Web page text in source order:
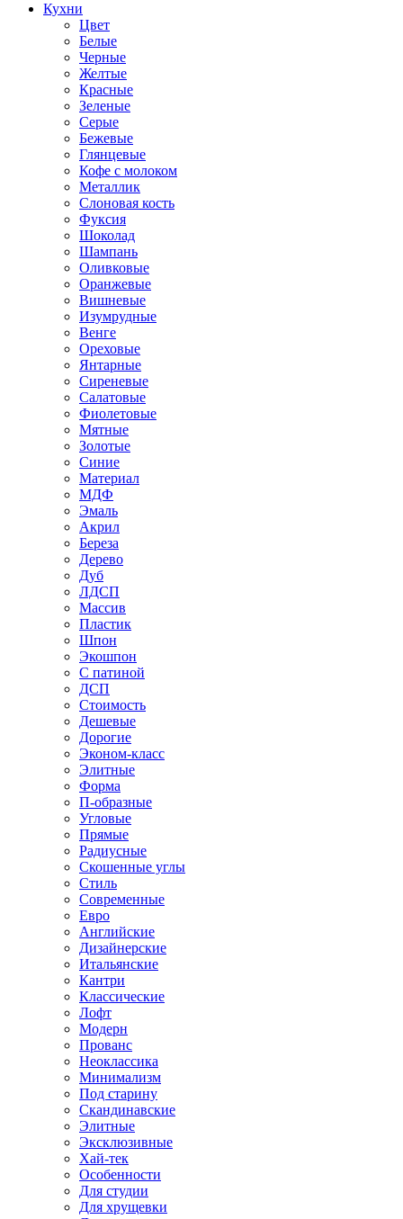
Кухни
Цвет
Белые
Черные
Желтые
Красные
Зеленые
Серые
Бежевые
Глянцевые
Кофе с молоком
Металлик
Слоновая кость
Фуксия
Шоколад
Шампань
Оливковые
Оранжевые
Вишневые
Изумрудные
Венге
Ореховые
Янтарные
Сиреневые
Салатовые
Фиолетовые
Мятные
Золотые
Синие
Материал
МДФ
Эмаль
Акрил
Береза
Дерево
Дуб
ЛДСП
Массив
Пластик
Шпон
Экошпон
С патиной
ДСП
Стоимость
Дешевые
Дорогие
Эконом-класс
Элитные
Форма
П-образные
Угловые
Прямые
Радиусные
Скошенные углы
Стиль
Современные
Евро
Английские
Дизайнерские
Итальянские
Кантри
Классические
Лофт
Модерн
Прованс
Неоклассика
Минимализм
Под старину
Скандинавские
Элитные
Эксклюзивные
Хай-тек
Особенности
Для студии
Для хрущевки